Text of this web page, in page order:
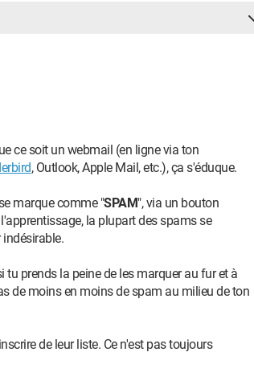
ce soit un webmail (en ligne via ton
, Outlook, Apple Mail, etc.), ça s'éduque.
marque comme "SPAM", via un bouton
la plupart des spams se
prends la peine de les marquer au fur et à
de moins en moins de spam au milieu de ton
de leur liste. Ce n'est pas toujours